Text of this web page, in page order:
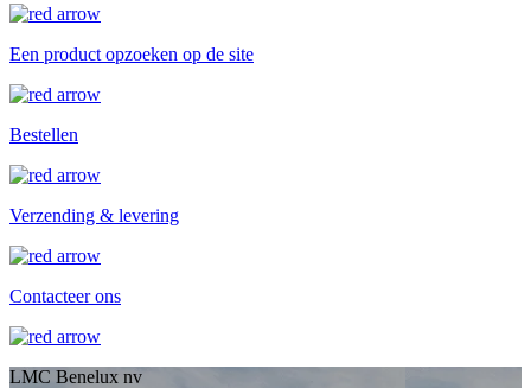
Een product opzoeken op de site
Bestellen
Verzending & levering
Contacteer ons
LMC Benelux nv